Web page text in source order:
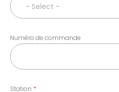
- Select -
Numéro de commande
Station